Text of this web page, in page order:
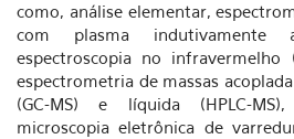
como, análise elementar,
com plasma indutivamente
espectroscopia no infravermelho
espectrometria de massas
(GC-MS) e líquida (HPLC-
microscopia eletrônica de